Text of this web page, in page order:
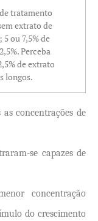
tratamento
extrato de
ou 7,5% de
Perceba
de extrato
longos.
concentrações de
se capazes de
concentração
do crescimento